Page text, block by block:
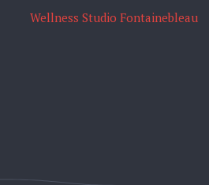
Wellness Studio Fontainebleau